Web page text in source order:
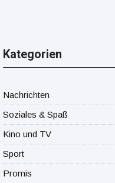
wie "jung" das
Instrument sein
kann.
Kategorien
Nachrichten
Soziales & Spaß
Kino und TV
Sport
Promis